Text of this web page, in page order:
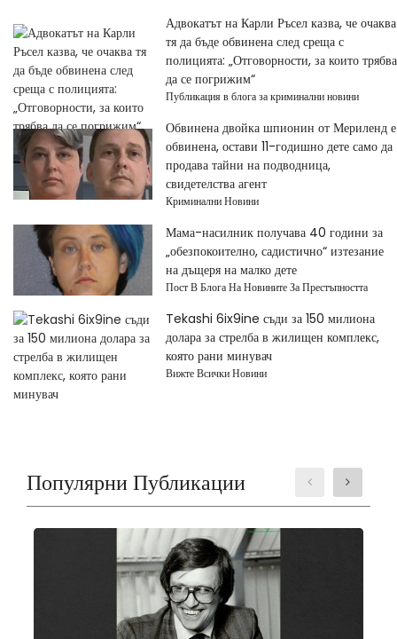
Адвокатът на Карли Ръсел казва, че очаква
тя да бъде обвинена след среща с
полицията: „Отговорности, за които трябва
да се погрижим“
Публикация в блога за криминални новини
Обвинена двойка шпионин от Мериленд е
обвинена, остави 11-годишно дете само да
продава тайни на подводница,
свидетелства агент
Криминални Новини
Мама-насилник получава 40 години за
„обезпокоително, садистично“ изтезание
на дъщеря на малко дете
Пост В Блога На Новините За Престъпността
Tekashi 6ix9ine съди за 150 милиона
долара за стрелба в жилищен комплекс,
която рани минувач
Вижте Всички Новини
Популярни Публикации